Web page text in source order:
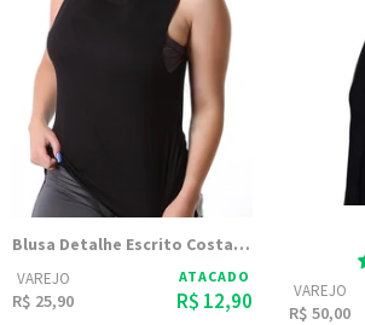
Blusa Detalhe Escrito Costas Linda 9880
VAREJO
R$ 25,90
ATACADO
R$ 12,90 VAREJO
R$ 50,00